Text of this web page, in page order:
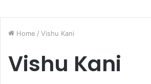
Home / Vishu Kani
Vishu Kani